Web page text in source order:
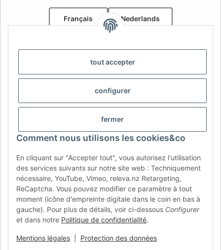
tout accepter
configurer
fermer
Comment nous utilisons les cookies&co
En cliquant sur "Accepter tout", vous autorisez l'utilisation
des services suivants sur notre site web : Techniquement
nécessaire, YouTube, Vimeo, releva.nz Retargeting,
ReCaptcha. Vous pouvez modifier ce paramètre à tout
moment (icône d'empreinte digitale dans le coin en bas à
gauche). Pour plus de détails, voir ci-dessous Configurer
et dans notre Politique de confidentialité.
Mentions légales Protection des données
Français Nederlands
specialist in onderdelen voor aanhangwagens
Contact:info@afatek.com
AFATEK INTERNATIONAL – SELECT REGION & LANGUAGE |
CHOISIR LA RÉGION ET LA LANGUE | SELECCIONAR REGIÓN E
CH (IT) BE (NL) BE (FR) NL
FR IT ES DK PL
UK NZ USA MX PT
SE FI CZ HU SK